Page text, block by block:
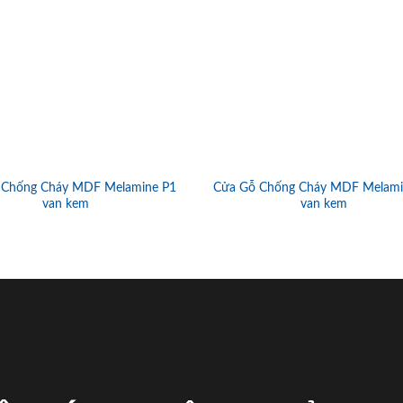
Cháy MDF Melamine P1
van kem
Cửa Gỗ Chống Cháy MDF
van kem